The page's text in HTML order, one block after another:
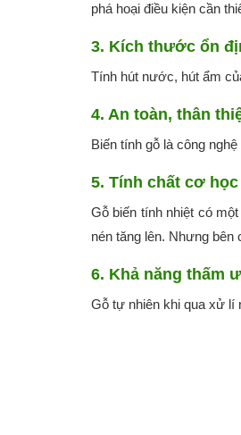
phá hoại điều kiện cần
3. Kích thước ổn
Tính hút nước, hút ẩm
4. An toàn, thân
Biến tính gỗ là công
5. Tính chất cơ
Gỗ biến tính nhiệt có
nén tăng lên. Nhưng
6. Khả năng thấm
Gỗ tự nhiên khi qua xử lí